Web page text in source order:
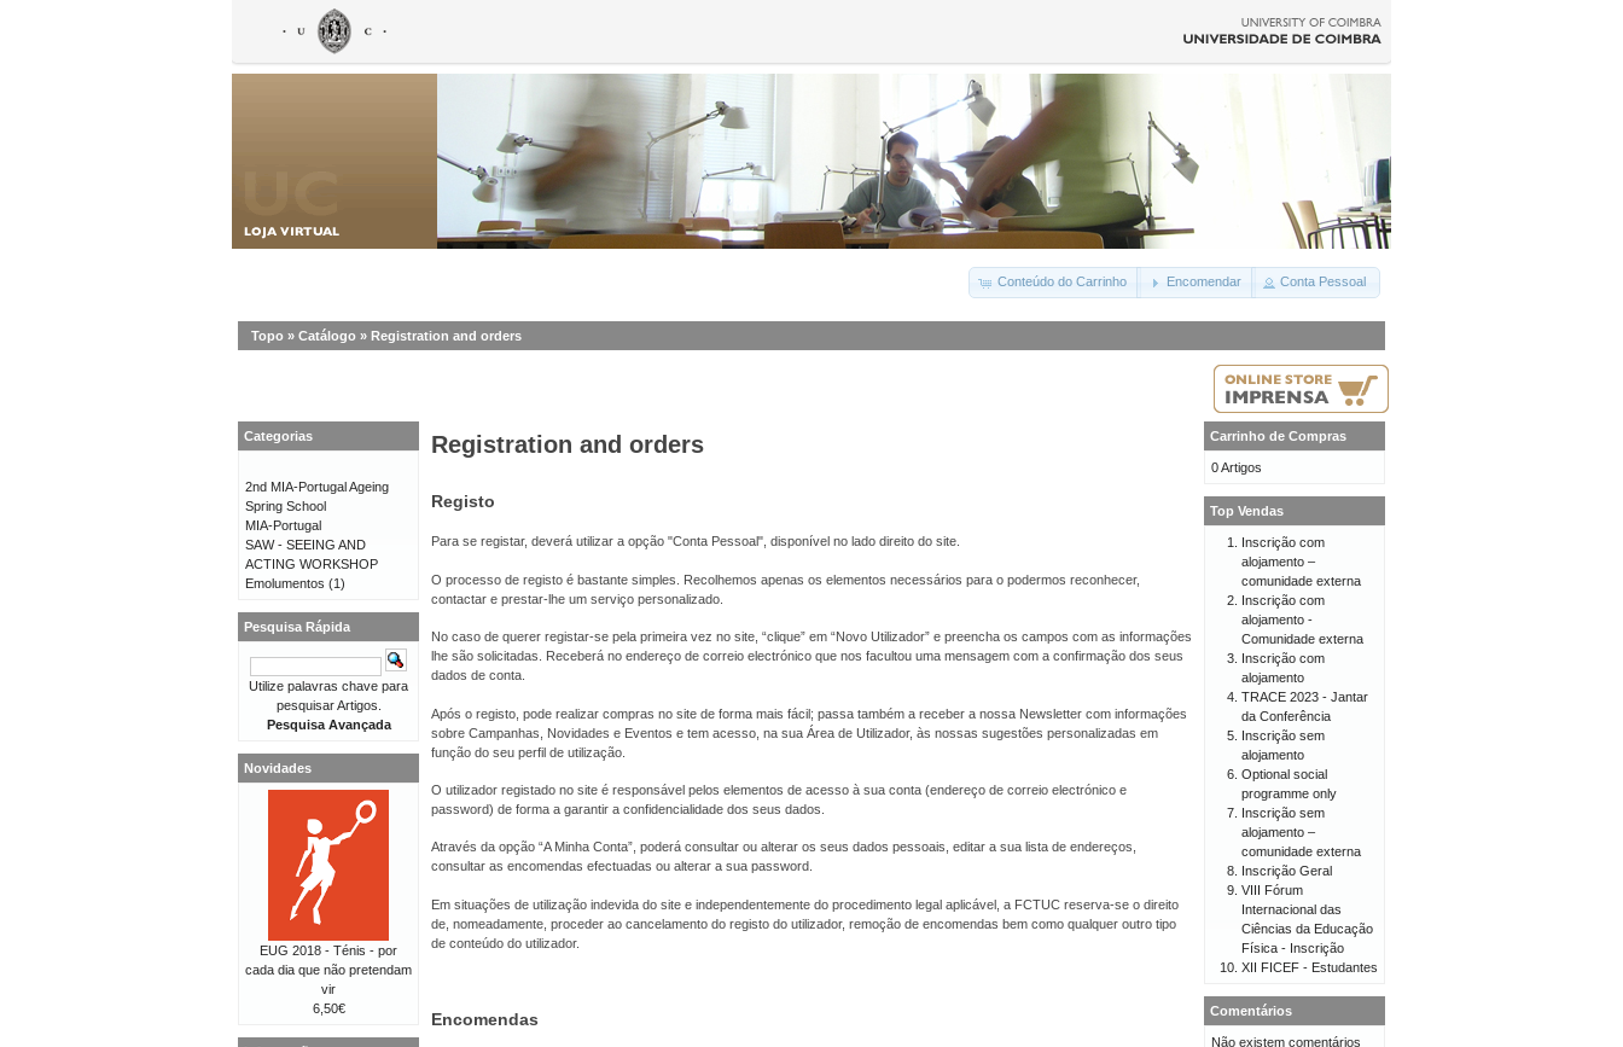
Conteúdo do Carrinho Encomendar Conta Pessoal
Topo » Catálogo » Registration and orders
Registration and orders
Registo
Para se registar, deverá utilizar a opção "Conta Pessoal", disponível no lado direito do site.
O processo de registo é bastante simples. Recolhemos apenas os elementos necessários para o podermos reconhecer,
contactar e prestar-lhe um serviço personalizado.
No caso de querer registar-se pela primeira vez no site, “clique” em “Novo Utilizador” e preencha os campos com as informações
lhe são solicitadas. Receberá no endereço de correio electrónico que nos facultou uma mensagem com a confirmação dos seus
dados de conta.
Após o registo, pode realizar compras no site de forma mais fácil; passa também a receber a nossa Newsletter com informações
sobre Campanhas, Novidades e Eventos e tem acesso, na sua Área de Utilizador, às nossas sugestões personalizadas em
função do seu perfil de utilização.
O utilizador registado no site é responsável pelos elementos de acesso à sua conta (endereço de correio electrónico e
password) de forma a garantir a confidencialidade dos seus dados.
Através da opção “A Minha Conta”, poderá consultar ou alterar os seus dados pessoais, editar a sua lista de endereços,
consultar as encomendas efectuadas ou alterar a sua password.
Em situações de utilização indevida do site e independentemente do procedimento legal aplicável, a FCTUC reserva-se o direito
de, nomeadamente, proceder ao cancelamento do registo do utilizador, remoção de encomendas bem como qualquer outro tipo
de conteúdo do utilizador.
Encomendas
Categorias
2nd MIA-Portugal Ageing
Spring School
MIA-Portugal
SAW - SEEING AND
ACTING WORKSHOP
Emolumentos (1)
Pesquisa Rápida
Utilize palavras chave para
pesquisar Artigos.
Pesquisa Avançada
Novidades
EUG 2018 - Ténis - por
cada dia que não pretendam
vir
6,50€
Carrinho de Compras
0 Artigos
Top Vendas
Inscrição com
alojamento –
comunidade externa
Inscrição com
alojamento -
Comunidade externa
Inscrição com
alojamento
TRACE 2023 - Jantar
da Conferência
Inscrição sem
alojamento
Optional social
programme only
Inscrição sem
alojamento –
comunidade externa
Inscrição Geral
VIII Fórum
Internacional das
Ciências da Educação
Física - Inscrição
XII FICEF - Estudantes
Comentários
Não existem comentários